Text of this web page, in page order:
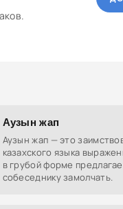
Аузын жап
Аузын жап — это
казахского языка
в грубой форме
собеседнику замолчать.